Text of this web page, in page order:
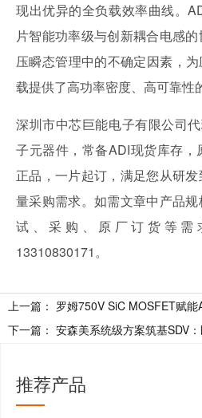
现出优异的全负载效率曲线。
片智能功率级与创新耦合电感
压瞬态管理中的不确定因素，
载提供了高功率密度、高可靠性
深圳市中芯巨能电子有限公司
子元器件，常备ADI现货库存
正品，一片起订，满足您从研
量采购需求。如需文章中产品
试、采购、原厂订货等需
13310830171。
上一篇：
下一篇：
推荐产品